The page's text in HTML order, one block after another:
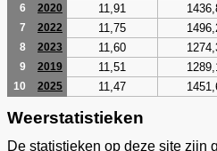
6 2020 11,91
7 2022 11,75
8 2023 11,60
9 2019 11,51
10 2025 11,47
Weerstatistieken
De statistieken op deze site zijn